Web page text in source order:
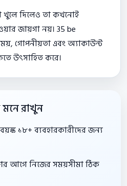
খুলে দিলেও তা কখনোই
জায়গা নয়। 35 be
গোপনীয়তা এবং অ্যাকাউন্ট
উৎসাহিত করে।
রাখুন
১৮+ ব্যবহারকারীদের জন্য
আগে নিজের সময়সীমা ঠিক